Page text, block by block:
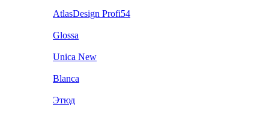
AtlasDesign Profi54
Glossa
Unica New
Blanca
Этюд